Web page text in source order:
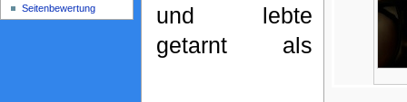
und lebte
getarnt als
Seitenbewertung